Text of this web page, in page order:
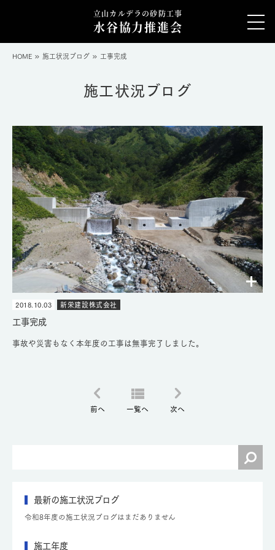
立山カルデラの砂防工事
水谷協力推進会
HOME 施工状況ブログ 工事完成
施工状況ブログ
2018.10.03 新栄建設株式会社
工事完成
事故や災害もなく本年度の工事は無事完了しました。
前へ 一覧へ 次へ
最新の施工状況ブログ
令和8年度の施工状況ブログはまだありません
施工年度